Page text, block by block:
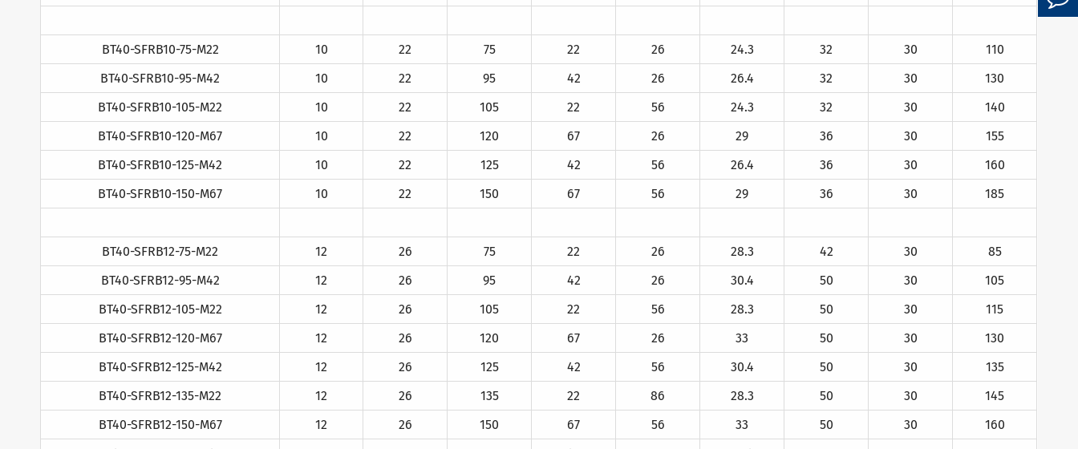
BT40-SFRB10-75-M22 10 22 75 22 26 24.3 32 30
110
BT40-SFRB10-95-M42
10 22 95 42 26 26.4 32 30
130
BT40-SFRB10-105-M22
10 22 105 22 56 24.3 32 30
140
BT40-SFRB10-120-M67
10 22 120 67 26 29 36 30
155
BT40-SFRB10-125-M42
10 22 125 42 56 26.4 36 30
160
BT40-SFRB10-150-M67
10 22 150 67 56 29 36 30 185
BT40-SFRB12-75-M22 12 26 75 22 26 28.3 42 30
85
BT40-SFRB12-95-M42
12 26 95 42 26 30.4 50 30
105
BT40-SFRB12-105-M22
12 26 105 22 56 28.3 50 30
115
BT40-SFRB12-120-M67
12 26 120 67 26 33 50 30
130
BT40-SFRB12-125-M42
12 26 125 42 56 30.4 50 30
135
BT40-SFRB12-135-M22
12 26 135 22 86 28.3 50 30
145
BT40-SFRB12-150-M67
12 26 150 67 56 33 50 30
160